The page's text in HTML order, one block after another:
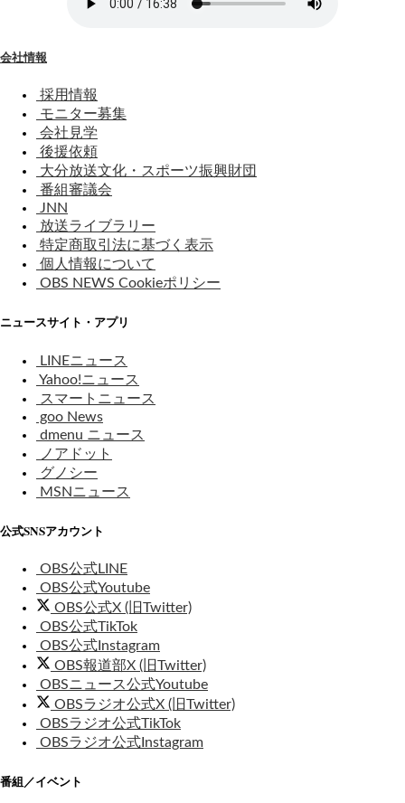
会社情報
採用情報
モニター募集
会社見学
後援依頼
大分放送文化・スポーツ振興財団
番組審議会
JNN
放送ライブラリー
特定商取引法に基づく表示
個人情報について
OBS NEWS Cookieポリシー
ニュースサイト・アプリ
LINEニュース
Yahoo!ニュース
スマートニュース
goo News
dmenu ニュース
ノアドット
グノシー
MSNニュース
公式SNSアカウント
OBS公式LINE
OBS公式Youtube
OBS公式X (旧Twitter)
OBS公式TikTok
OBS公式Instagram
OBS報道部X (旧Twitter)
OBSニュース公式Youtube
OBSラジオ公式X (旧Twitter)
OBSラジオ公式TikTok
OBSラジオ公式Instagram
番組／イベント